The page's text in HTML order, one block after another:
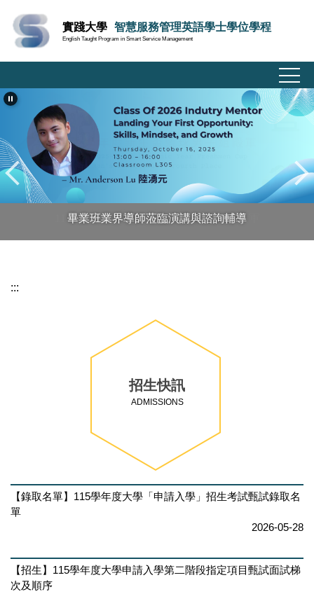
到
主
要
容
實踐大學 智慧服務管理英語學士學位學程
English Taught Program in Smart Service Management
畢業班業界導師蒞臨演講與諮詢輔導
:::
招生快訊
ADMISSIONS
【錄取名單】115學年度大學「申請入學」招生考試甄試錄取名
單
2026-05-28
【招生】115學年度大學申請入學第二階段指定項目甄試面試梯
次及順序